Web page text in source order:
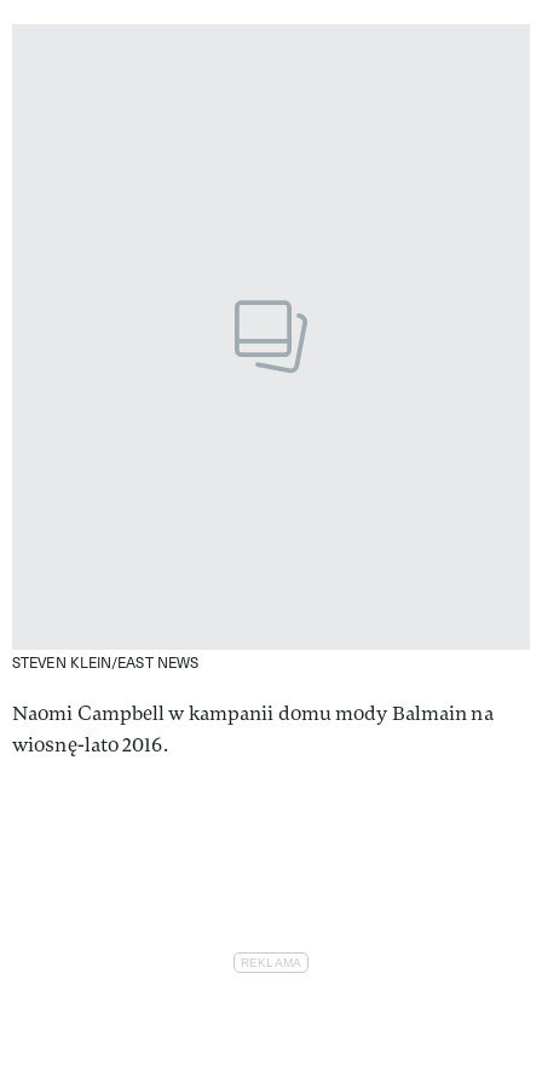
STEVEN KLEIN/EAST NEWS
Naomi Campbell w kampanii domu mody Balmain na
wiosnę-lato 2016.